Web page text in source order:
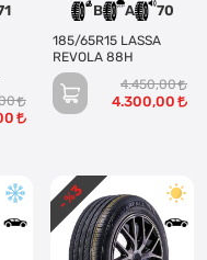
B A 70
185/65R15 LASSA
REVOLA 88H
4.450,00
4.300,00
- %
3